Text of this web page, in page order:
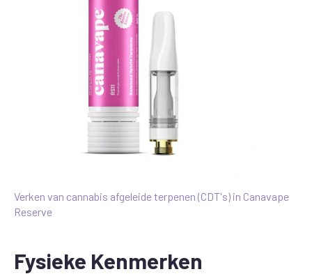
Verken van cannabis afgeleide terpenen (CDT's) in Canavape
Reserve
Fysieke Kenmerken